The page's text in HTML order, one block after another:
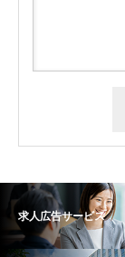
求人広告サービス